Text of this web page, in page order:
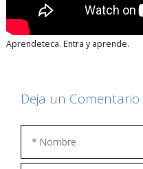
Aprendeteca. Entra y aprende.
Deja un Comentario